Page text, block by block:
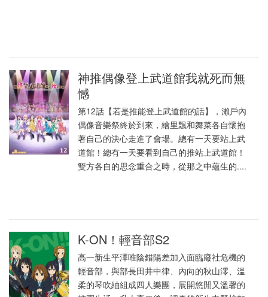
神推偶像登上武道館我就死而無
憾
第12話【若是推能登上武道館的話】，瀨戶內
偶像音樂祭終於到來，繪里飄和舞菜各自懷抱
著自己的決心走進了會場。總有一天要站上武
道館！總有一天要看到自己的推站上武道館！
雙方各自的思念重合之時，從那之中蘊生的....
K-ON！輕音部S2
高一新生平澤唯陰錯陽差加入面臨廢社危機的
輕音部，與部長田井中律、內向的秋山澪、溫
柔的琴吹紬組成四人樂團，展開悠閒又溫馨的